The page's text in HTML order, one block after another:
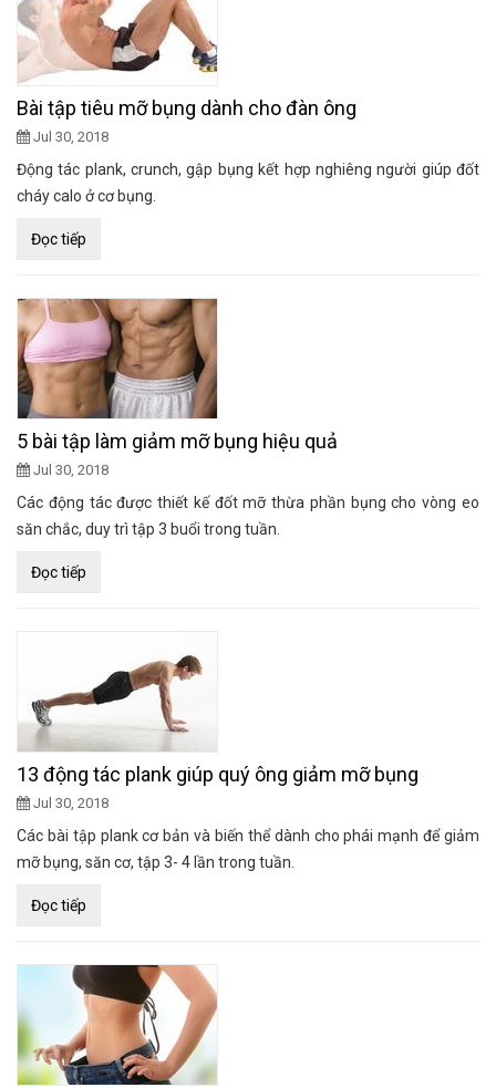
Bài tập tiêu mỡ bụng dành cho đàn ông
Jul 30, 2018
Động tác plank, crunch, gập bụng kết hợp nghiêng người giúp đốt
cháy calo ở cơ bụng.
Đọc tiếp
5 bài tập làm giảm mỡ bụng hiệu quả
Jul 30, 2018
Các động tác được thiết kế đốt mỡ thừa phần bụng cho vòng eo
săn chắc, duy trì tập 3 buổi trong tuần.
Đọc tiếp
13 động tác plank giúp quý ông giảm mỡ bụng
Jul 30, 2018
Các bài tập plank cơ bản và biến thể dành cho phái mạnh để giảm
mỡ bụng, săn cơ, tập 3- 4 lần trong tuần.
Đọc tiếp